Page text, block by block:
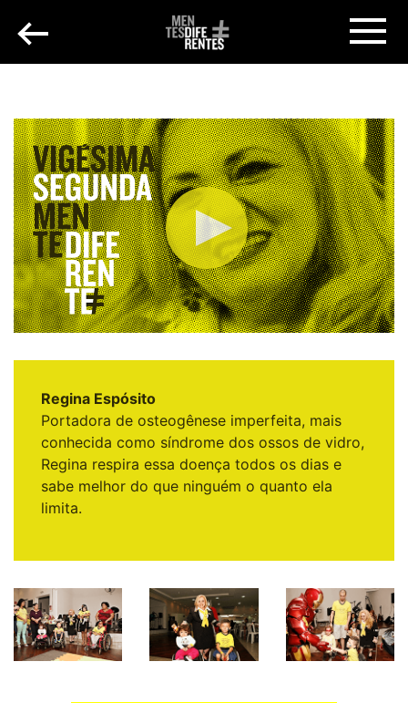
Regina Espósito
Portadora de osteogênese imperfeita, mais
conhecida como síndrome dos ossos de vidro,
Regina respira essa doença todos os dias e
sabe melhor do que ninguém o quanto ela
limita.